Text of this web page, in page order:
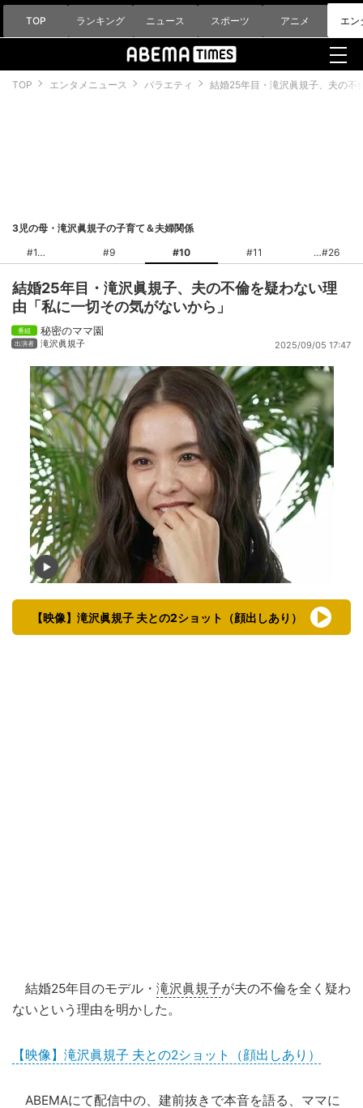
TOP ランキング ニュース スポーツ アニメ エン
TOP エンタメニュース バラエティ 結婚25年目・滝沢眞規子、夫の不
3児の母・滝沢眞規子の子育て＆夫婦関係
#1
#9 #10 #11 #26
結婚25年目・滝沢眞規子、夫の不倫を疑わない理
由「私に一切その気がないから」
秘密のママ園
滝沢眞規子 2025/09/05 17:47
【映像】滝沢眞規子 夫との2ショット（顔出しあり）
結婚25年目のモデル・ 滝沢眞規子が夫の不倫を全く疑わ
ないという理由を明かした。
【映像】滝沢眞規子 夫との2ショット（顔出しあり）
ABEMAにて配信中の、建前抜きで本音を語る、ママに